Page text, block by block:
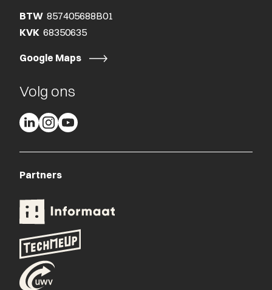
BTW 857405688B01
KVK 68350635
Google Maps
Volg ons
Partners